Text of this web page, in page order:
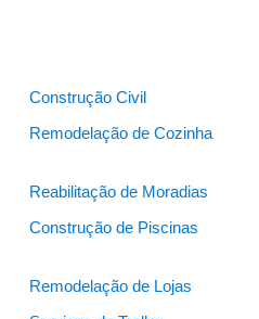
Construção Civil
Remodelação de Cozinha
Reabilitação de Moradias
Construção de Piscinas
Remodelação de Lojas